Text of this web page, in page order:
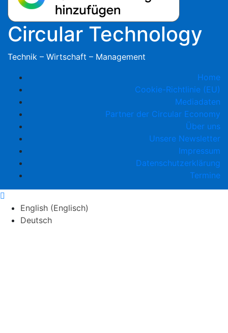
Circular Technology
Technik – Wirtschaft – Management
Home
Cookie-Richtlinie (EU)
Mediadaten
Partner der Circular Economy
Über uns
Unsere Newsletter
Impressum
Datenschutzerklärung
Termine
English (Englisch)
Deutsch